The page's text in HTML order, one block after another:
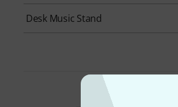
Desk Music Stand